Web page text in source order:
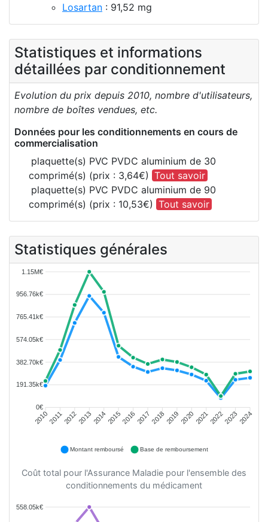
Losartan : 91,52 mg
Statistiques et informations
détaillées par conditionnement
Evolution du prix depuis 2010, nombre d'utilisateurs,
nombre de boîtes vendues, etc.
Données pour les conditionnements en cours de
commercialisation
plaquette(s) PVC PVDC aluminium de 30
comprimé(s) (prix : 3,64€) Tout savoir
plaquette(s) PVC PVDC aluminium de 90
comprimé(s) (prix : 10,53€) Tout savoir
Statistiques générales
1.15M€
956.76k€
765.41k€
574.05k€
382.70k€
191.35k€
0€
201020112012201320142015201620172018201920202021202220232024
Montant remboursé Base de remboursement
Coût total pour l'Assurance Maladie pour l'ensemble des
conditionnements du médicament
558.05k€